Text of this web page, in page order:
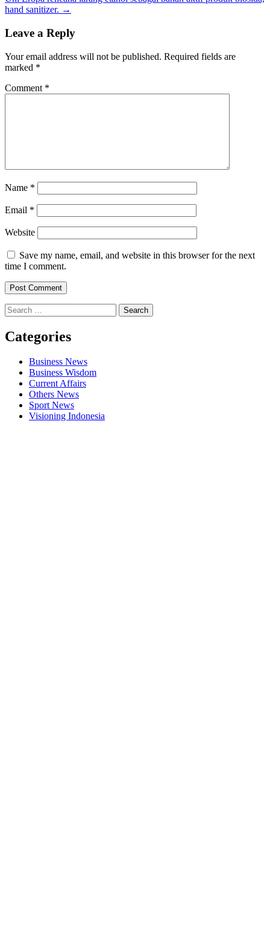
navigation
hand sanitizer. →
Leave a Reply
Your email address will not be published. Required fields are
marked *
Comment *
Name *
Email *
Website
Save my name, email, and website in this browser for the next
time I comment.
Search
for:
Categories
Business News
Business Wisdom
Current Affairs
Others News
Sport News
Visioning Indonesia